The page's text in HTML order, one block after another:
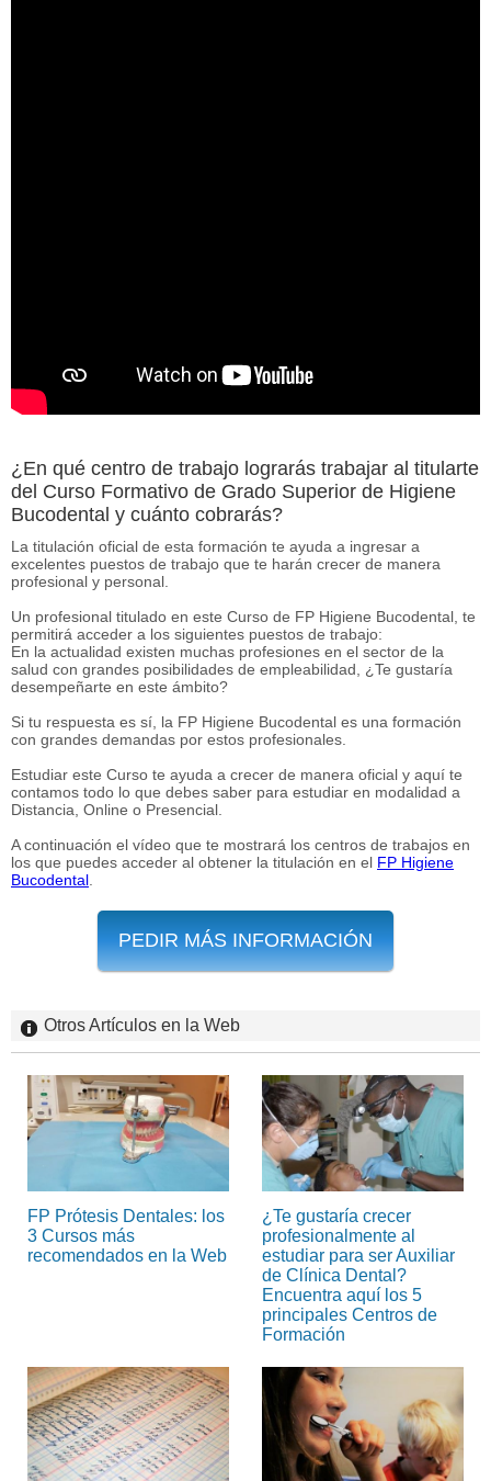
¿En qué centro de trabajo lograrás trabajar al titularte
del Curso Formativo de Grado Superior de Higiene
Bucodental y cuánto cobrarás?
La titulación oficial de esta formación te ayuda a ingresar a
excelentes puestos de trabajo que te harán crecer de manera
profesional y personal.
Un profesional titulado en este Curso de FP Higiene Bucodental, te
permitirá acceder a los siguientes puestos de trabajo:
En la actualidad existen muchas profesiones en el sector de la
salud con grandes posibilidades de empleabilidad, ¿Te gustaría
desempeñarte en este ámbito?
Si tu respuesta es sí, la FP Higiene Bucodental es una formación
con grandes demandas por estos profesionales.
Estudiar este Curso te ayuda a crecer de manera oficial y aquí te
contamos todo lo que debes saber para estudiar en modalidad a
Distancia, Online o Presencial.
A continuación el vídeo que te mostrará los centros de trabajos en
los que puedes acceder al obtener la titulación en el FP Higiene
Bucodental.
PEDIR MÁS INFORMACIÓN
Otros Artículos en la Web
FP Prótesis Dentales: los
3 Cursos más
recomendados en la Web
¿Te gustaría crecer
profesionalmente al
estudiar para ser Auxiliar
de Clínica Dental?
Encuentra aquí los 5
principales Centros de
Formación